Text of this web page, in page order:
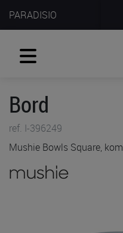
PARADISIO
Bord
ref. I-396249
Mushie Bowls Square, kom